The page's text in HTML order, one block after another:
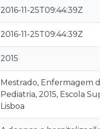
2016-11-25T09:44:39Z
2016-11-25T09:44:39Z
2015
Mestrado, Enfermagem
Pediatria, 2015, Escola
Lisboa